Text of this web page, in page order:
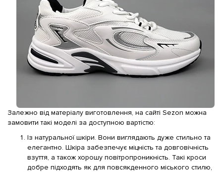
Залежно від матеріалу виготовлення, на сайті Sezon можна
замовити такі моделі за доступною вартістю:
Із натуральної шкіри. Вони виглядають дуже стильно та
елегантно. Шкіра забезпечує міцність та довговічність
взуття, а також хорошу повітропроникність. Такі кроси
добре підходять як для повсякденного міського стилю,